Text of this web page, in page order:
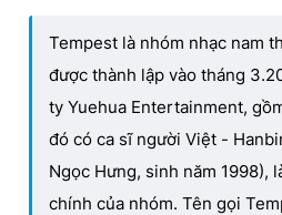
Tempest là nhóm nhạc nam
được thành lập vào tháng
ty Yuehua Entertainment,
đó có ca sĩ người Việt -
Ngọc Hưng, sinh năm 1998),
chính của nhóm. Tên gọi